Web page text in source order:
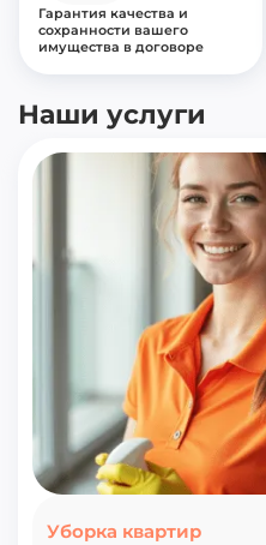
Гарантия качества и
сохранности вашего
имущества в договоре
Наши услуги
Уборка квартир